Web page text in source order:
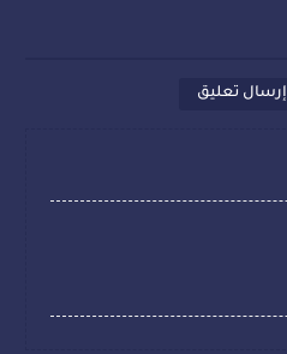
إرسال تعليق